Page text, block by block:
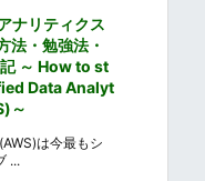
ナリティクス
法・勉強法・
～ How to st
Data Analyt
～
は今最もシ
...